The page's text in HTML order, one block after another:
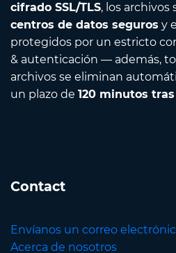
cifrado SSL/TLS, los archivos
centros de datos seguros y
protegidos por un estricto
& autenticación — además,
archivos se eliminan
un plazo de 120 minutos
Contact
Envíanos un correo
Acerca de nosotros